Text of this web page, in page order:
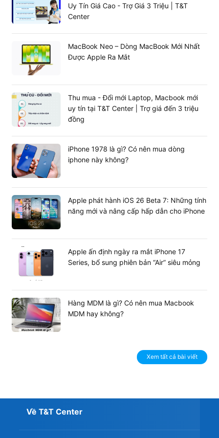
Tại sao nên mua Mac Mini M4 2024 tại
T&T Center?
Mac Mini là sự lựa chọn tối ưu cho những người làm công
Với hệ điều hành macOS tối ưu và phần cứng mạnh mẽ,
đây là khoản đầu tư xứng đáng cho nhu cầu làm việc lâu
dài.
Uy Tín Giá Cao - Trợ Giá 3 Triệu | T&T
Center
MacBook Neo – Dòng MacBook Mới Nhất
Được Apple Ra Mắt
Thu mua - Đổi mới Laptop, Macbook mới
uy tín tại T&T Center | Trợ giá đến 3 triệu
đồng
iPhone 1978 là gì? Có nên mua dòng
iphone này không?
Apple phát hành iOS 26 Beta 7: Những tính
năng mới và nâng cấp hấp dẫn cho iPhone
Apple ấn định ngày ra mắt iPhone 17
Series, bổ sung phiên bản “Air” siêu mỏng
Hàng MDM là gì? Có nên mua Macbook
MDM hay không?
Xem tất cả bài viết
Về T&T Center